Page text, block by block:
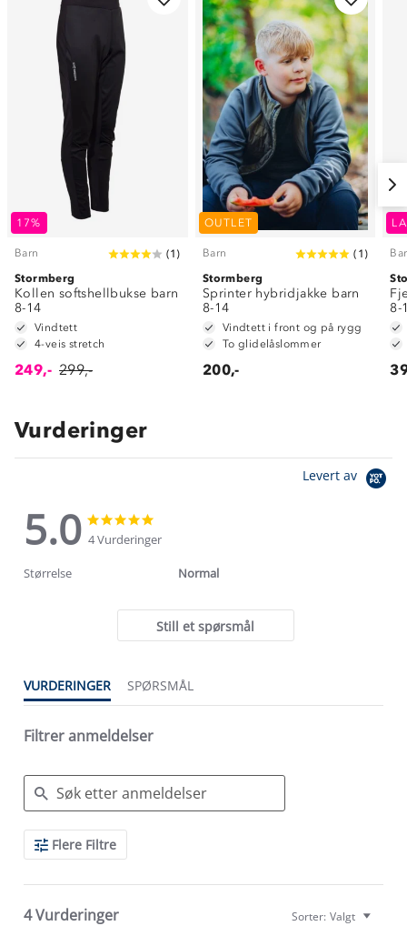
17%
Barn (1 )
Stormberg
Kollen softshellbukse barn
8-14
Vindtett
4-veis stretch
249,- 299,-
OUTLET
Barn ( 1 )
Stormberg
Sprinter hybridjakke barn
8-14
Vindtett i front og på rygg
To glidelåslommer
200,-
8-
Vurderinger
Levert av
5.0
5.0
star
rating
star
4 Vurderinger
Størrelse Normal
Still et spørsmål
VURDERINGER SPØRSMÅL
Filtrer anmeldelser
Search
ReviewsFlere Filtre
4 Vurderinger Sorter: Valgt